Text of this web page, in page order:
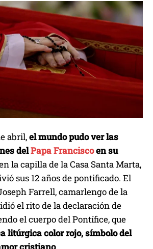
abril,el mundo pudo ver las
delPapa Franciscoen su
la capilla de la Casa Santa Marta,
sus 12 años de pontificado. El
Farrell, camarlengo de la
el rito de la declaración de
el cuerpo del Pontífice, que
litúrgica color rojo, símbolo del
cristiano.